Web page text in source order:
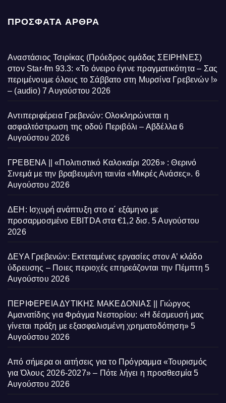
ΠΡΌΣΦΑΤΑ ΆΡΘΡΑ
Αναστάσιος Τσιρίκας (Πρόεδρος ομάδας ΣΕΙΡΗΝΕΣ)
στον Star-fm 93.3: «Το όνειρο έγινε πραγματικότητα – Σας
περιμένουμε όλους το Σάββατο στη Μυρσίνα Γρεβενών !»
– (audio) 7 Αυγούστου 2026
Αντιπεριφέρεια Γρεβενών: Ολοκληρώνεται η
ασφαλτόστρωση της οδού Περιβόλι – Αβδέλλα 6
Αυγούστου 2026
ΓΡΕΒΕΝΑ || «Πολιτιστικό Καλοκαίρι 2026» : Θερινό
Σινεμά με την βραβευμένη ταινία «Μικρές Ανάσες». 6
Αυγούστου 2026
ΔΕΗ: Ισχυρή ανάπτυξη στο α΄ εξάμηνο με
προσαρμοσμένο EBITDA στα €1,2 δισ. 5 Αυγούστου
2026
ΔΕΥΑ Γρεβενών: Εκτεταμένες εργασίες στον Α’ κλάδο
ύδρευσης – Ποιες περιοχές επηρεάζονται την Πέμπτη 5
Αυγούστου 2026
ΠΕΡΙΦΕΡΕΙΑ ΔΥΤΙΚΗΣ ΜΑΚΕΔΟΝΙΑΣ || Γιώργος
Αμανατίδης για Φράγμα Νεστορίου: «Η δέσμευσή μας
γίνεται πράξη με εξασφαλισμένη χρηματοδότηση» 5
Αυγούστου 2026
Από σήμερα οι αιτήσεις για το Πρόγραμμα «Τουρισμός
για Όλους 2026-2027» – Πότε λήγει η προσθεσμία 5
Αυγούστου 2026